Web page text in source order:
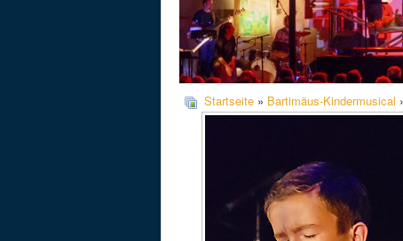
Startseite » Bartimäus-Kindermusical